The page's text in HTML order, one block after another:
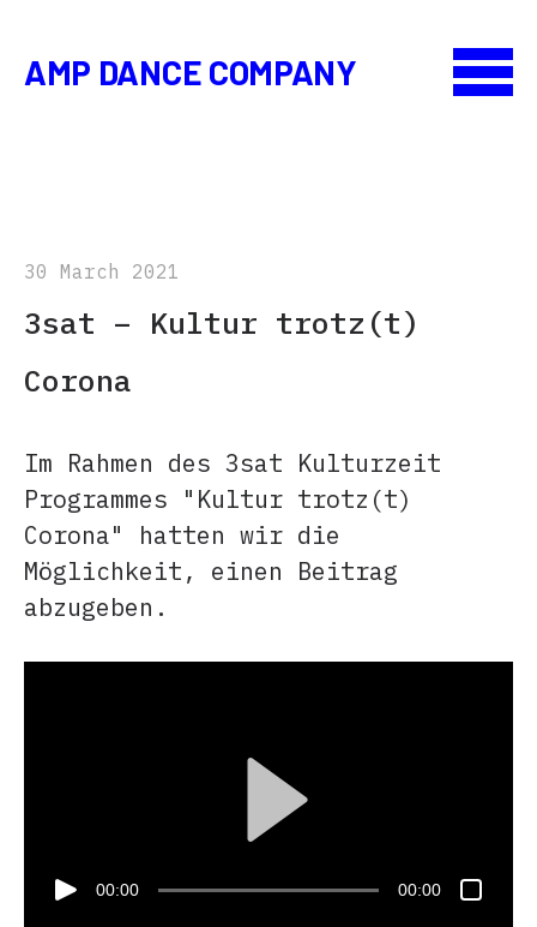
AMP DANCE COMPANY
30 March 2021
3sat – Kultur trotz(t)
Corona
Im Rahmen des 3sat Kulturzeit
Programmes "Kultur trotz(t)
Corona" hatten wir die
Möglichkeit, einen Beitrag
abzugeben.
00:00 00:00